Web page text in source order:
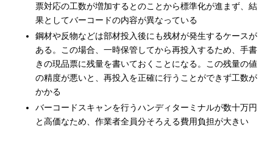
票対応の工数が増加するとのことから標準化が進まず、結
果としてバーコードの内容が異なっている
鋼材や反物などは部材投入後にも残材が発生するケースが
ある。この場合、一時保管してから再投入するため、手書
きの現品票に残量を書いておくことになる。この残量の値
の精度が悪いと、再投入を正確に行うことができず工数が
かかる
バーコードスキャンを行うハンディターミナルが数十万円
と高価なため、作業者全員分そろえる費用負担が大きい